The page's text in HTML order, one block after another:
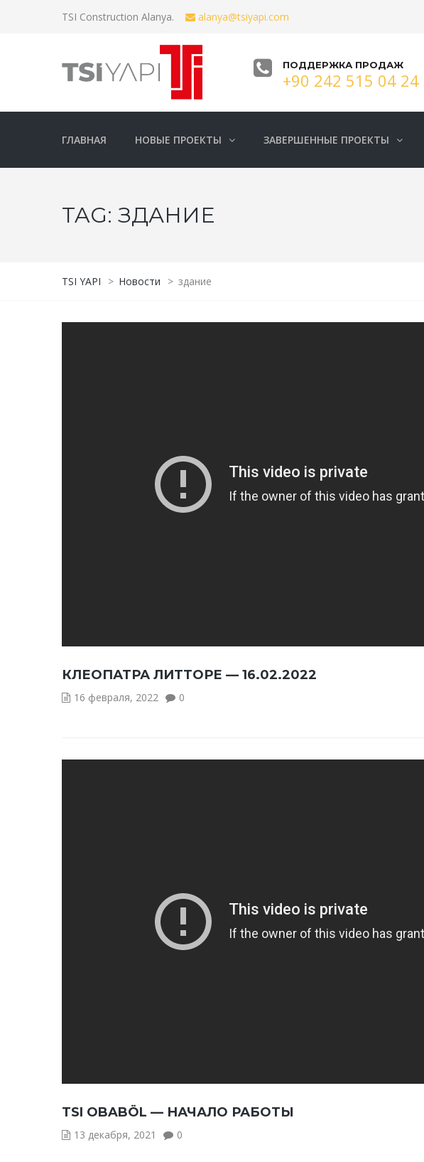
TSI Construction Alanya. alanya@tsiyapi.com
ПОДДЕРЖКА ПРОДАЖ
+90 242 515 04 24
ГЛАВНАЯ НОВЫЕ ПРОЕКТЫ ЗАВЕРШЕННЫЕ ПРОЕКТЫ
TAG: ЗДАНИЕ
TSI YAPI > Новости > здание
КЛЕОПАТРА ЛИТТОРЕ — 16.02.2022
16 февраля, 2022 0
TSI OBABÖL — НАЧАЛО РАБОТЫ
13 декабря, 2021 0